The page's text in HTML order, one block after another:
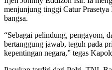
menjunjung tinggi Catur
bangsa.
“Sebagai pelindung, pengayom,
bertanggung jawab, teguh pada
kepentingan negara,” tegas